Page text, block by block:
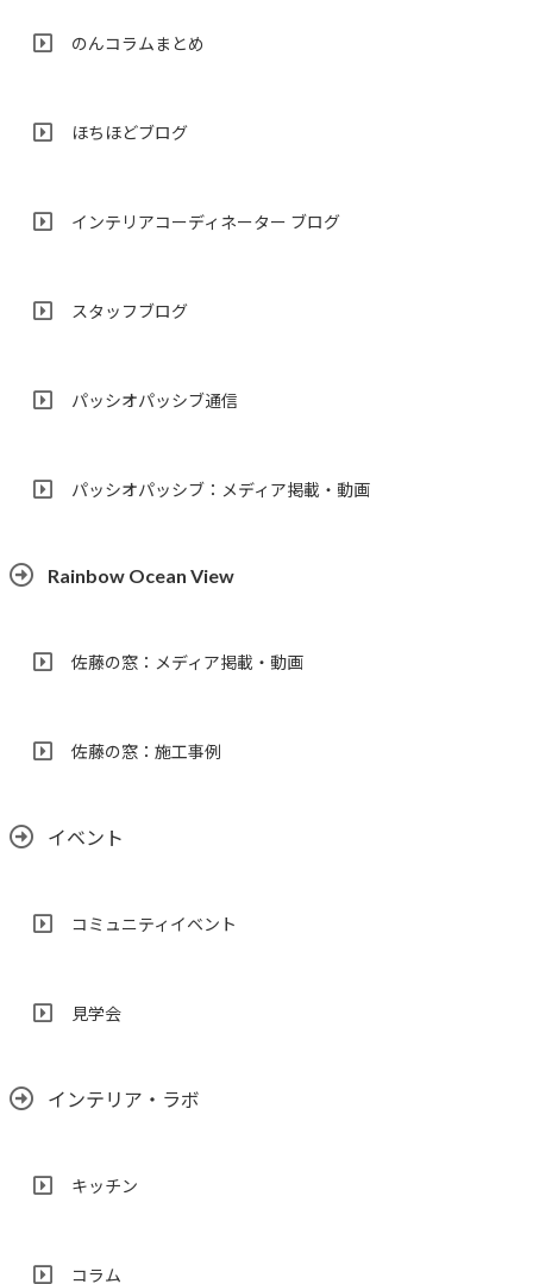
のんコラムまとめ
ほちほどブログ
インテリアコーディネーター ブログ
スタッフブログ
パッシオパッシブ通信
パッシオパッシブ：メディア掲載・動画
Rainbow Ocean View
佐藤の窓：メディア掲載・動画
佐藤の窓：施工事例
イベント
コミュニティイベント
見学会
インテリア・ラボ
キッチン
コラム